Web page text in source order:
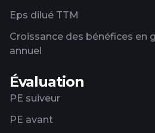
Eps dilué TTM
Croissance des bénéfices en
annuel
Évaluation
PE suiveur
PE avant